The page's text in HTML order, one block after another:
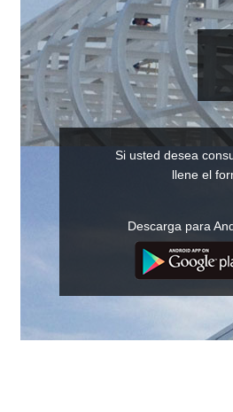
Si usted desea
llene el
Descarga para